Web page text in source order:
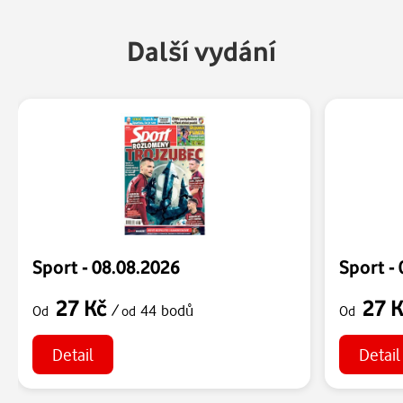
Další vydání
Sport - 08.08.2026
Od 27 Kč /od 44 bodů
Detail
Sport -
Od 27
Detail